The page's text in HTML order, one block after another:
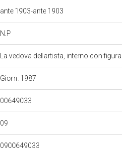
ante 1903-ante 1903
N.P
La vedova dellartista, interno con
Giorn. 1987
00649033
09
0900649033